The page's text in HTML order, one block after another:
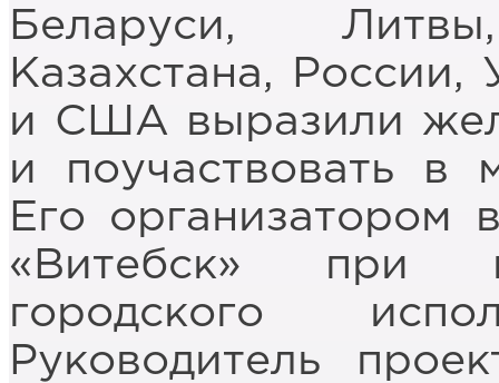
Беларуси,
Казахстана,
и США выразили
и поучаствовать в
Его организатором
«Витебск» при
городского
Руководитель